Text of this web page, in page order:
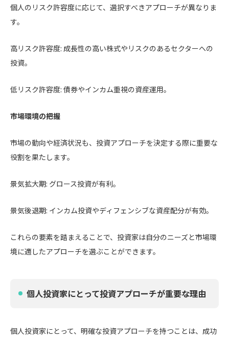
個人のリスク許容度に応じて、選択すべきアプローチが異なりま
す。
高リスク許容度: 成長性の高い株式やリスクのあるセクターへの
投資。
低リスク許容度: 債券やインカム重視の資産運用。
市場環境の把握
市場の動向や経済状況も、投資アプローチを決定する際に重要な
役割を果たします。
景気拡大期: グロース投資が有利。
景気後退期: インカム投資やディフェンシブな資産配分が有効。
これらの要素を踏まえることで、投資家は自分のニーズと市場環
境に適したアプローチを選ぶことができます。
個人投資家にとって投資アプローチが重要な理由
個人投資家にとって、明確な投資アプローチを持つことは、成功